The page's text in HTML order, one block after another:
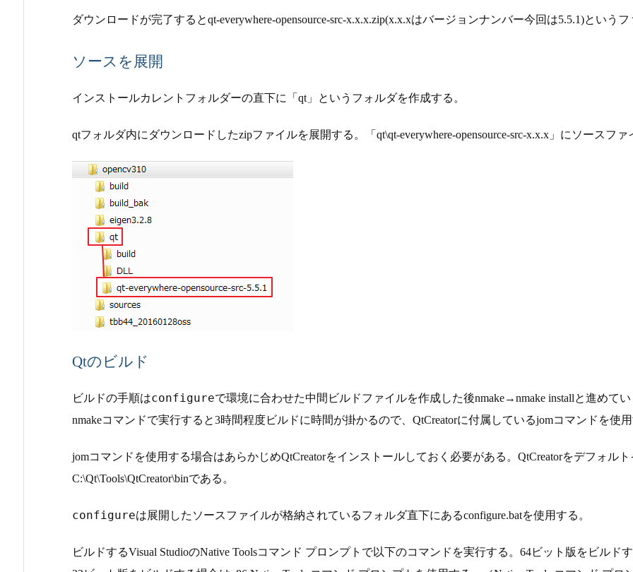
ダウンロードが完了するとqt-everywhere-opensource-src-x.x.x.zip(x.x.xはバージョンナンバー今回は5.5.1)というフ
ソースを展開
インストールカレントフォルダーの直下に「qt」というフォルダを作成する。
qtフォルダ内に ダウンロードしたzipファイルを展開する。「qt\qt-everywhere-opensource-src-x.x.x 」にソースファ
Qtのビルド
ビルドの手順はconfigureで環境に合わせた中間ビルドファイルを作成した後nmake→nmake installと進めてい
nmakeコマンドで実行すると3時間程度ビルドに時間が掛かるので、 QtCreatorに付属しているjomコマンドを使
jomコマンドを使用する場合はあらかじめQtCreatorをインストールしておく必要がある。QtCreatorをデフォル
C:\Qt\Tools\QtCreator\binである。
configureは展開したソースファイルが格納されているフォルダ直下にあるconfigure.batを使用する。
ビルドするVisual StudioのNative Toolsコマンド プロンプトで以下のコマンドを実行する。64ビット版をビルド